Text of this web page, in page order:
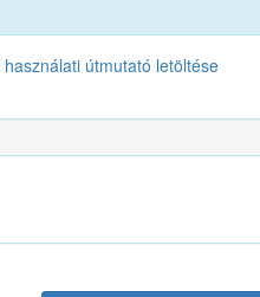
útmutató letöltése